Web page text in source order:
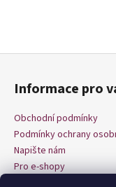
Z
Informace pro
Obchodní podmínky
Podmínky ochrany
Napište nám
Pro e-shopy